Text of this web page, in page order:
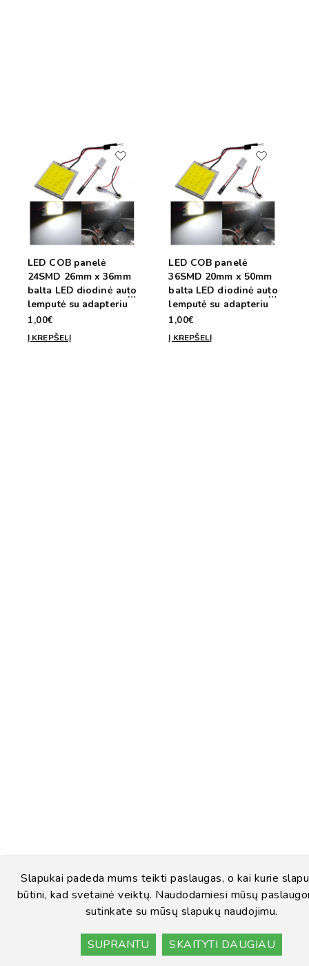
LED COB panelė
24SMD 26mm x 36mm
balta LED diodinė auto
lemputė su adapteriu
C5 arba T10. skirta
apšvietimui ir salonui
1,00€
Į KREPŠELĮ
LED COB panelė
36SMD 20mm x 50mm
balta LED diodinė auto
lemputė su adapteriu
C5 arba T10, skirta
apšvietimui ir salonui
1,00€
Į KREPŠELĮ
Slapukai padeda mums teikti paslaugas, o kai kurie
būtini, kad svetainė veiktų. Naudodamiesi mūsų
sutinkate su mūsų slapukų naudojimu.
SUPRANTU SKAITYTI DAUGIAU